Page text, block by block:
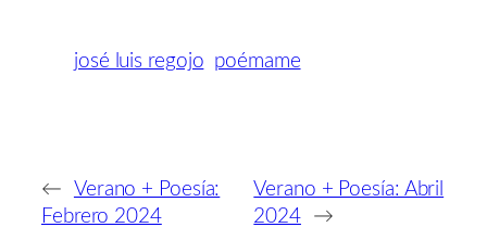
josé luis regojo poémame
←
Verano + Poesía:
Febrero 2024
Verano + Poesía: Abril
2024
→